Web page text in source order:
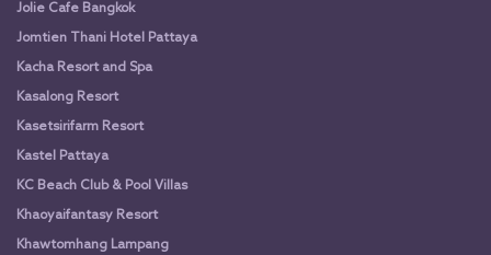
Jolie Cafe Bangkok
Jomtien Thani Hotel Pattaya
Kacha Resort and Spa
Kasalong Resort
Kasetsirifarm Resort
Kastel Pattaya
KC Beach Club & Pool Villas
Khaoyaifantasy Resort
Khawtomhang Lampang